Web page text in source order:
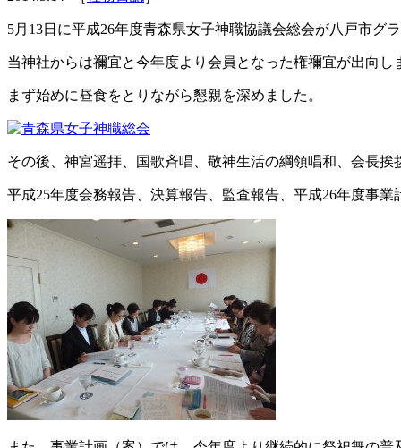
5月13日に平成26年度青森県女子神職協議会総会が八戸市グ
当神社からは禰宜と今年度より会員となった権禰宜が出向し
まず始めに昼食をとりながら懇親を深めました。
その後、神宮遥拝、国歌斉唱、敬神生活の綱領唱和、会長
平成25年度会務報告、決算報告、監査報告、平成26年度事